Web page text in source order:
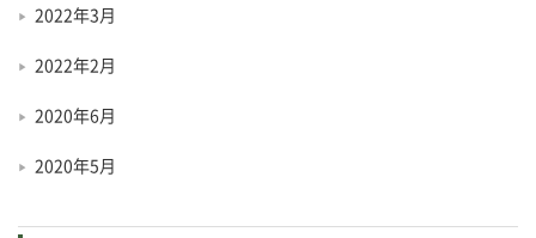
2022年3月
2022年2月
2020年6月
2020年5月